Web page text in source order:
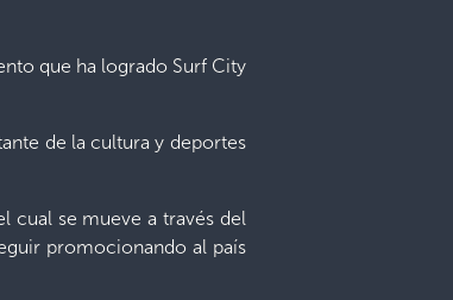
que ha logrado Surf City
de la cultura y deportes
cual se mueve a través del
promocionando al país